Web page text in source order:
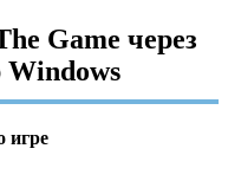
Game через
Windows
игре